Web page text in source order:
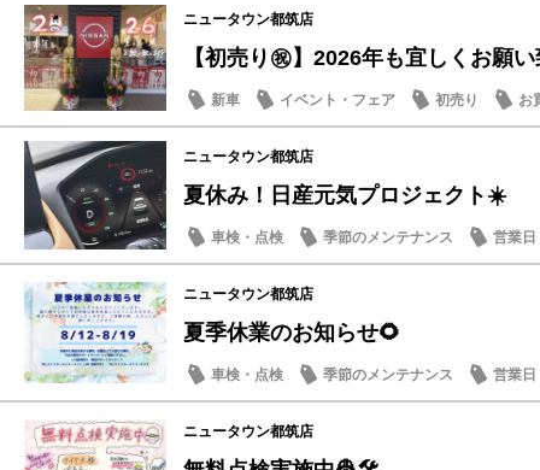
ニュータウン都筑店
【初売り㊗️】2026年も宜しくお願
新車 イベント・フェア 初売り お
ニュータウン都筑店
夏休み！日産元気プロジェクト☀️
車検・点検 季節のメンテナンス 営業日
ニュータウン都筑店
夏季休業のお知らせ🌻
車検・点検 季節のメンテナンス 営業日
ニュータウン都筑店